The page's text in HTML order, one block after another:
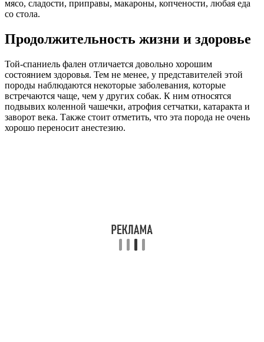
мясо, сладости, приправы, макароны, копчености, любая еда
со стола.
Продолжительность жизни и здоровье
Той-спаниель фален отличается довольно хорошим
состоянием здоровья. Тем не менее, у представителей этой
породы наблюдаются некоторые заболевания, которые
встречаются чаще, чем у других собак. К ним относятся
подвывих коленной чашечки, атрофия сетчатки, катаракта и
заворот века. Также стоит отметить, что эта порода не очень
хорошо переносит анестезию.